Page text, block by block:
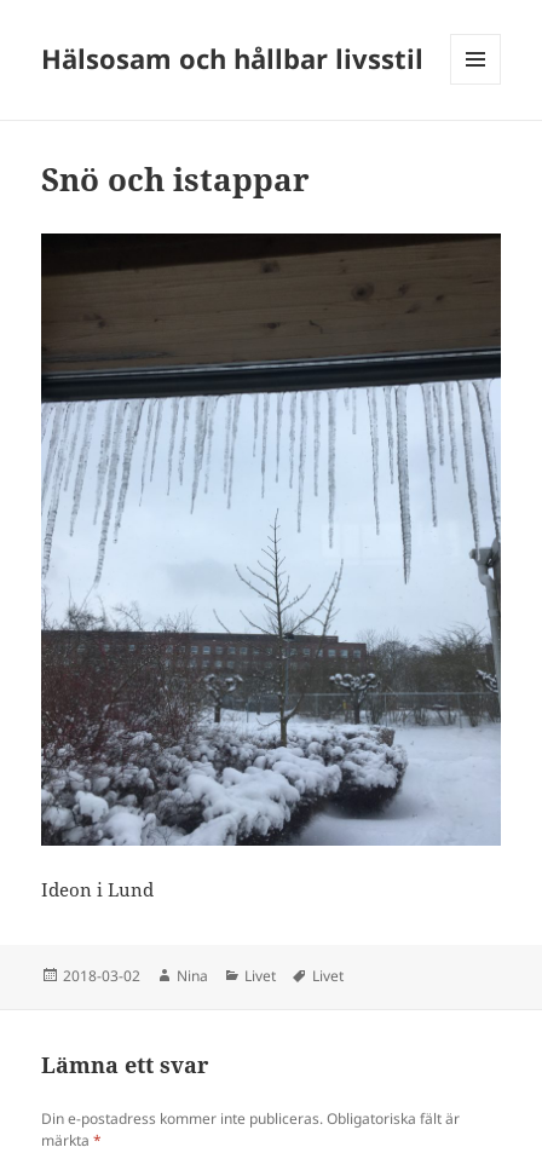
Hälsosam och hållbar livsstil
Snö och istappar
Ideon i Lund
Postat
2018-03-02 Författare
Nina Kategorier
Livet Taggar
Livet
Lämna ett svar
Din e-postadress kommer inte publiceras. Obligatoriska fält är
märkta*